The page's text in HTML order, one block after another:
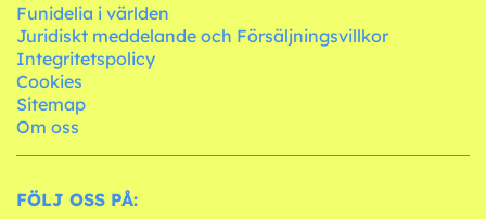
Funidelia i världen
Juridiskt meddelande och Försäljningsvillkor
Integritetspolicy
Cookies
Sitemap
Om oss
FÖLJ OSS PÅ: